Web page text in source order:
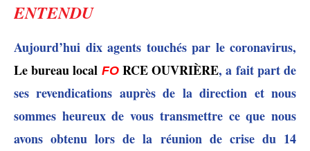
ENTENDU
Aujourd’hui dix agents touchés par le coronavirus,
Le bureau local FO RCE OUVRIÈRE, a fait part de
ses revendications auprès de la direction et nous
sommes heureux de vous transmettre ce que nous
avons obtenu lors de la réunion de crise du 14